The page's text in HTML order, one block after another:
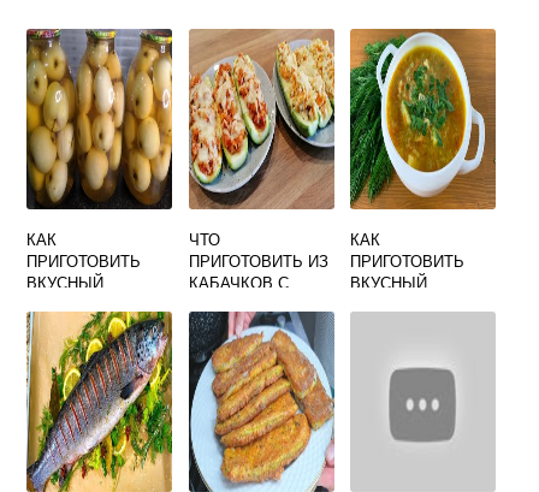
КАК
ПРИГОТОВИТЬ
ВКУСНЫЙ
ЯБЛОК НА ЗИМУ
ЧТО
ПРИГОТОВИТЬ ИЗ
КАБАЧКОВ С
БЫСТРО И
ВКУСНО В
ДУХОВКЕ
КАК
ПРИГОТОВИТЬ
ВКУСНЫЙ